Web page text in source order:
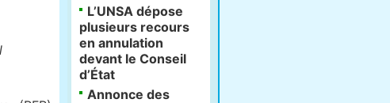
L’UNSA dépose
plusieurs recours
en annulation
devant le Conseil
d’État
Annonce des